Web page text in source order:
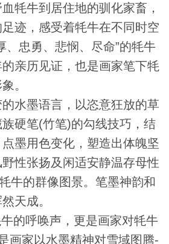
牦牛到居住地的驯化家畜，
迹，感受着牦牛在不同时空
、忠勇、悲悯、尽命”的牦牛
亲历见证，也是画家笔下牦
。
水墨语言，以恣意狂放的草
硬笔(竹笔)的勾线技巧，结
墨用色变化，塑造出体魄坚
性张扬及闲适安静温存母性
牛的群像图景。笔墨神韵和
天成。
的呼唤声，更是画家对牦牛
画家以水墨精神对雪域图腾-